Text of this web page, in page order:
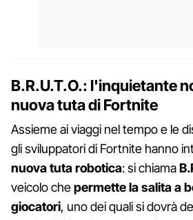
B.R.U.T.O.: l'inquietante
nuova tuta di Fortnite
Assieme ai viaggi nel tempo e le
gli sviluppatori di Fortnite hanno
nuova tuta robotica: si chiama
veicolo chepermette la salita a
giocatori, uno dei quali si dovrà